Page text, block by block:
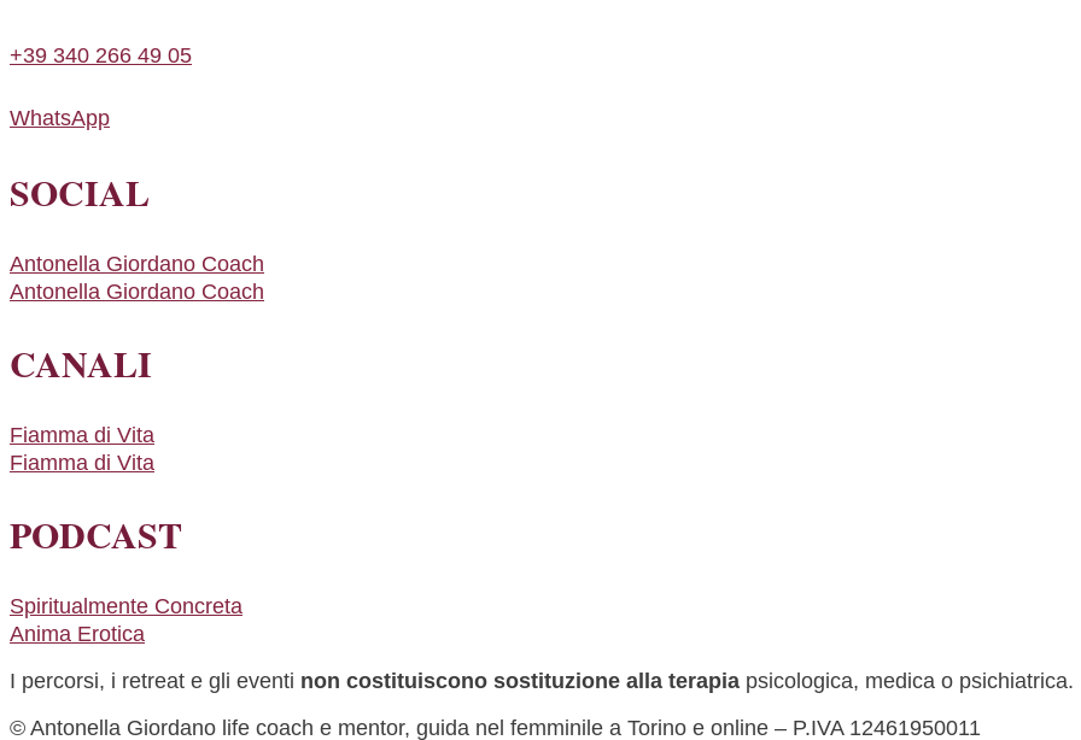
+39 340 266 49 05
WhatsApp
SOCIAL
Antonella Giordano Coach
Antonella Giordano Coach
CANALI
Fiamma di Vita
Fiamma di Vita
PODCAST
Spiritualmente Concreta
Anima Erotica
I percorsi, i retreat e gli eventi non costituiscono sostituzione alla terapia psicologica, medica o psichiatrica.
© Antonella Giordano life coach e mentor, guida nel femminile a Torino e online – P.IVA 12461950011